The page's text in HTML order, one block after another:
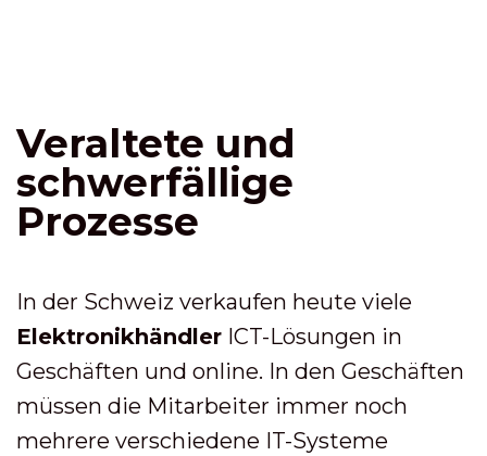
Veraltete und
schwerfällige
Prozesse
In der Schweiz verkaufen heute viele
Elektronikhändler ICT-Lösungen in
Geschäften und online. In den Geschäften
müssen die Mitarbeiter immer noch
mehrere verschiedene IT-Systeme